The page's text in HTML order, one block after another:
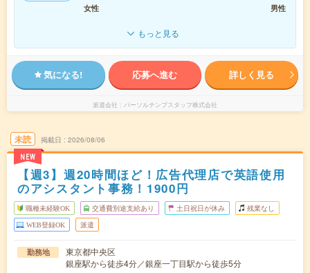
女性
男性
もっと見る
気になる! 応募へ進む 詳しく見る
派遣会社 パーソルテンプスタッフ株式会社
未読
NEW
掲載日 2026/08/06
【週3】週20時間ほど！広告代理店で英語使用
のアシスタント事務！1900円
職種未経験OK 交通費別途支給あり 土日祝日が休み 残業なし
WEB登録OK 派遣
勤務地
東京都中央区
銀座駅から徒歩4分／銀座一丁目駅から徒歩5分